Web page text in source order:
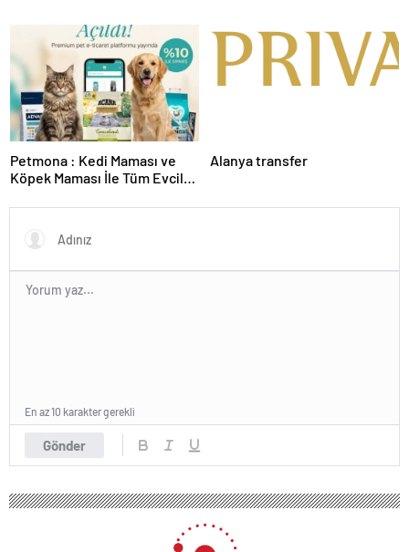
Petmona : Kedi Maması ve
Köpek Maması İle Tüm Evcil
Alanya transfer
Gönder
En az 10 karakter gerekli